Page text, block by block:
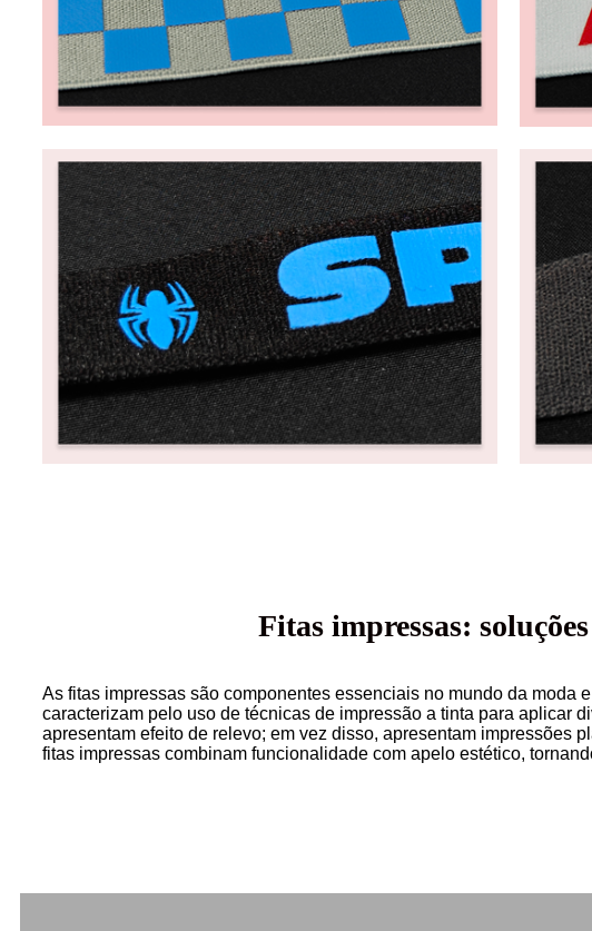
Fitas impressas:
As fitas impressas são componentes essenciais no mundo da moda
caracterizam pelo uso de técnicas de impressão a tinta para aplicar
apresentam efeito de relevo; em vez disso, apresentam impressões
fitas impressas combinam funcionalidade com apelo estético,